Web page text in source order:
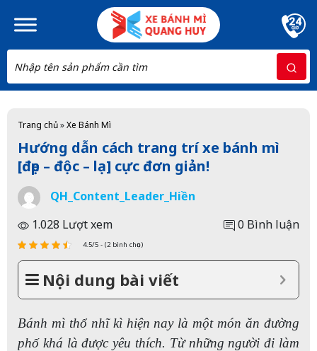
Skip to main content
Trang chủ»Xe Bánh Mì
Hướng dẫn cách trang trí xe bánh mì
[đẹp – độc – lạ] cực đơn giản!
QH_Content_Leader_Hiền
1.028 Lượt xem
0 Bình luận
4.5/5 - (2 bình chọn)
Nội dung bài viết
Bánh mì thổ nhĩ kì hiện nay là một món ăn đường
phố khá là được yêu thích. Từ những người đi làm